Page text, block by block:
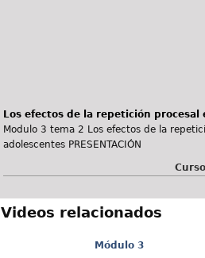
Los efectos de la repetición
Modulo 3 tema 2 Los efectos de la
adolescentes PRESENTACIÓN
Videos relacionados
Módulo 3